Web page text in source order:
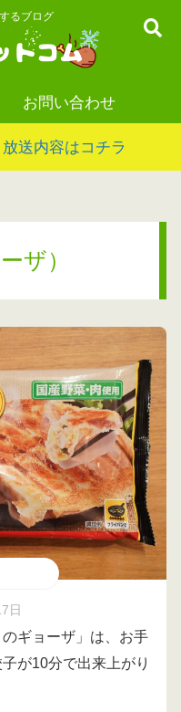
るブログ
お問い合わせ
送内容はコチラ
ザ）
日
ギョーザ」は、お手
が10分で出来上がり